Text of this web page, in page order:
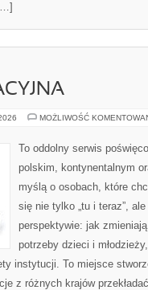
MOŻLIWOŚĆ
To oddolny serwis
polskim, kontynentalnym
myślą o osobach, które
się nie tylko „tu i teraz”,
perspektywie: jak
potrzeby dzieci i
instytucji. To miejsce
z różnych krajów